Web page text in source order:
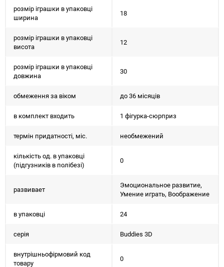
розмір іграшки в упаковці
ширина
18
розмір іграшки в упаковці
висота
12
розмір іграшки в упаковці
довжина
30
обмеження за віком до 36 місяців
в комплект входить 1 фігурка-сюрприз
термін придатності, міс. необмежений
кількість од. в упаковці
(підгузників в полібезі)
0
развивает
Эмоциональное развитие,
Умение играть, Воображение
в упаковці 24
серія Buddies 3D
внутрішньофірмовий код
товару
0